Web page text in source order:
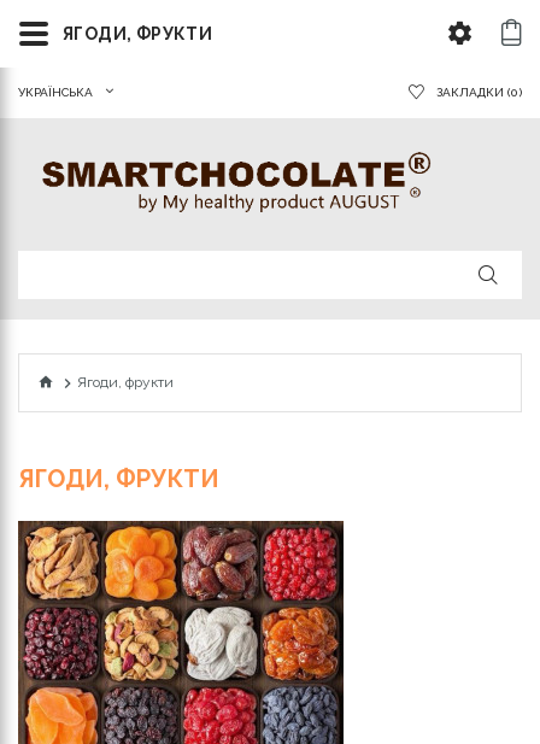
УКРАЇНСЬКА ЗАКЛАДКИ (0)
Ягоди, фрукти
ЯГОДИ, ФРУКТИ
ЯГОДИ, ФРУКТИ